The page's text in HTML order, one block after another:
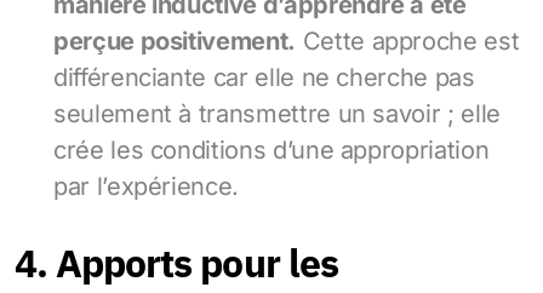
perçue positivement. Cette approche est
différenciante car elle ne cherche pas
seulement à transmettre un savoir ; elle
crée les conditions d’une appropriation
par l’expérience.
4. Apports pour les